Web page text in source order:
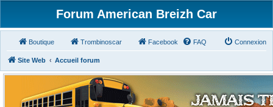
Forum American Breizh Car
Boutique Trombinoscar Facebook FAQ Connexion
Site Web Accueil forum